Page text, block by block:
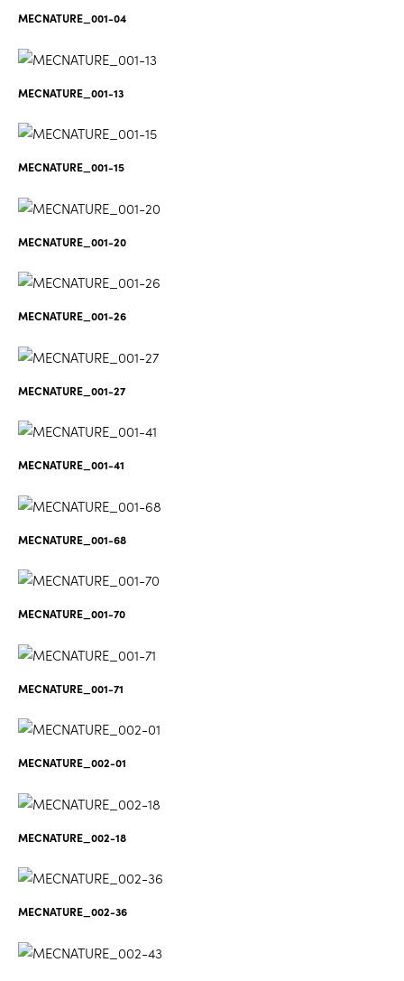
MECNATURE_001-04
MECNATURE_001-13
MECNATURE_001-15
MECNATURE_001-20
MECNATURE_001-26
MECNATURE_001-27
MECNATURE_001-41
MECNATURE_001-68
MECNATURE_001-70
MECNATURE_001-71
MECNATURE_002-01
MECNATURE_002-18
MECNATURE_002-36